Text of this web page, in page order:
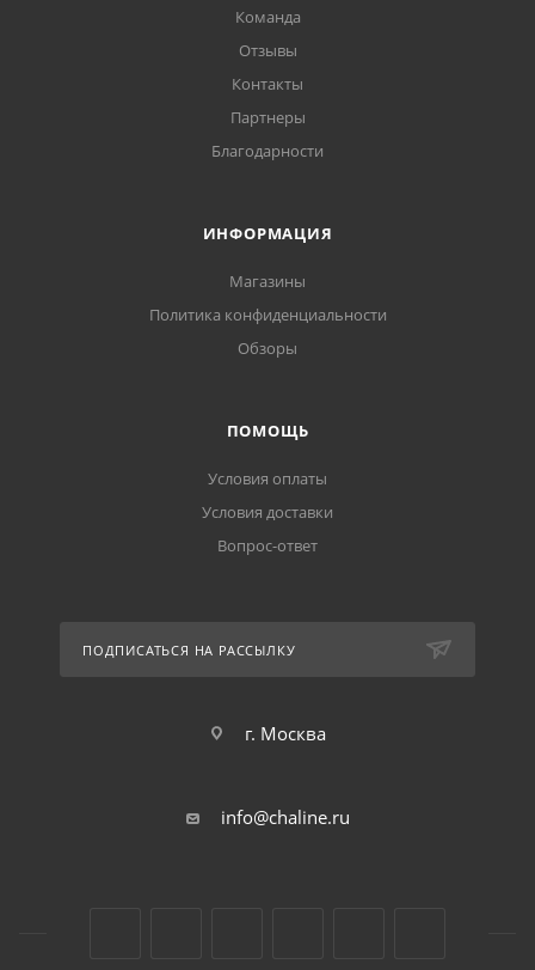
Команда
Отзывы
Контакты
Партнеры
Благодарности
ИНФОРМАЦИЯ
Магазины
Политика конфиденциальности
Обзоры
ПОМОЩЬ
Условия оплаты
Условия доставки
Вопрос-ответ
ПОДПИСАТЬСЯ НА РАССЫЛКУ
г. Москва
info@chaline.ru